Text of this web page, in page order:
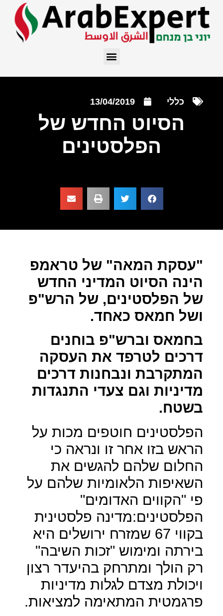
כללי 13/04/2019
הסיוט החדש של
הפלסטינים
"עסקת המאה" של טראמפ
הינה הסיוט המדיני החדש
של הפלסטינים, של הרש"פ
ושל חמאס כאחד.
בחמאס וברש"פ בוחנים
דרכים לטרפד את העסקה
המתקרבת ונבחנות דרכים
מדיניות וגם צעדי התנגדות
בשטח.
הפלסטינים חוטפים מכות על
הראש בזו אחר זו ונראה כי
החלום שלהם להגשים את
השאיפות הלאומיות שלהם על
פי "הקווים האדומים"
הפלסטינים:מדינה פלסטינית
בקווי 67 שמזרח ירושלים היא
בירתה ומימוש "זכות השיבה"
רק הולך ומתרחק בהיעדר רצון
ויכולת מצדם לגלות מדיניות
פרגמטית המתאימה למציאות.